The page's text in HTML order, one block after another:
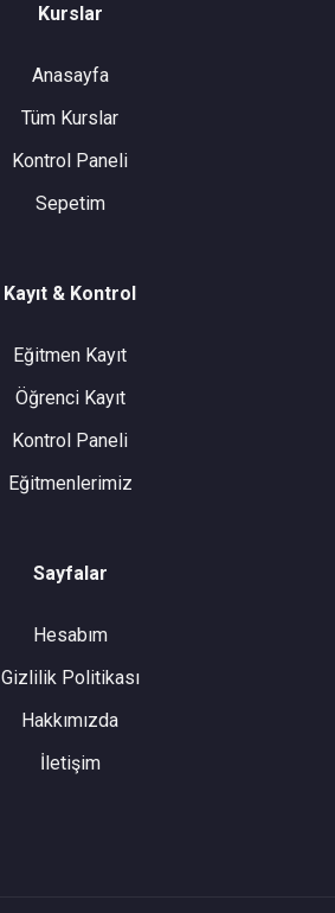
Kurslar
Anasayfa
Tüm Kurslar
Kontrol Paneli
Sepetim
Kayıt & Kontrol
Eğitmen Kayıt
Öğrenci Kayıt
Kontrol Paneli
Eğitmenlerimiz
Sayfalar
Hesabım
Gizlilik Politikası
Hakkımızda
İletişim